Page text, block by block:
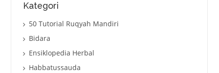
Kategori
50 Tutorial Ruqyah Mandiri
Bidara
Ensiklopedia Herbal
Habbatussauda